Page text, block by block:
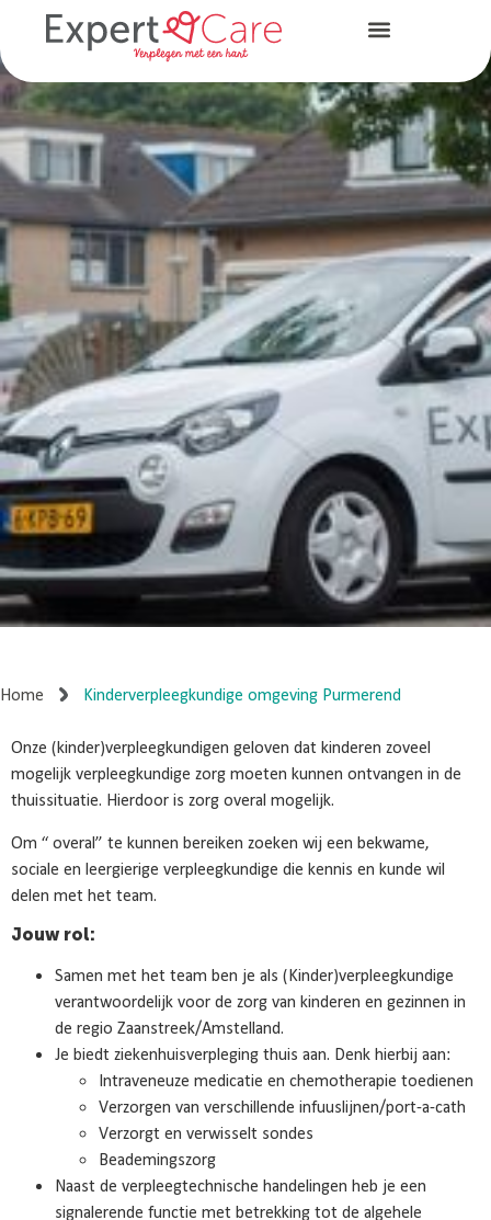
Home Kinderverpleegkundige omgeving Purmerend
Onze (kinder)verpleegkundigen geloven dat kinderen zoveel
mogelijk verpleegkundige zorg moeten kunnen ontvangen in de
thuissituatie. Hierdoor is zorg overal mogelijk.
Om “ overal” te kunnen bereiken zoeken wij een bekwame,
sociale en leergierige verpleegkundige die kennis en kunde wil
delen met het team.
Jouw rol:
Samen met het team ben je als (Kinder)verpleegkundige
verantwoordelijk voor de zorg van kinderen en gezinnen in
de regio Zaanstreek/Amstelland.
Je biedt ziekenhuisverpleging thuis aan. Denk hierbij aan:
Intraveneuze medicatie en chemotherapie toedienen
Verzorgen van verschillende infuuslijnen/port-a-cath
Verzorgt en verwisselt sondes
Beademingszorg
Naast de verpleegtechnische handelingen heb je een
signalerende functie met betrekking tot de algehele